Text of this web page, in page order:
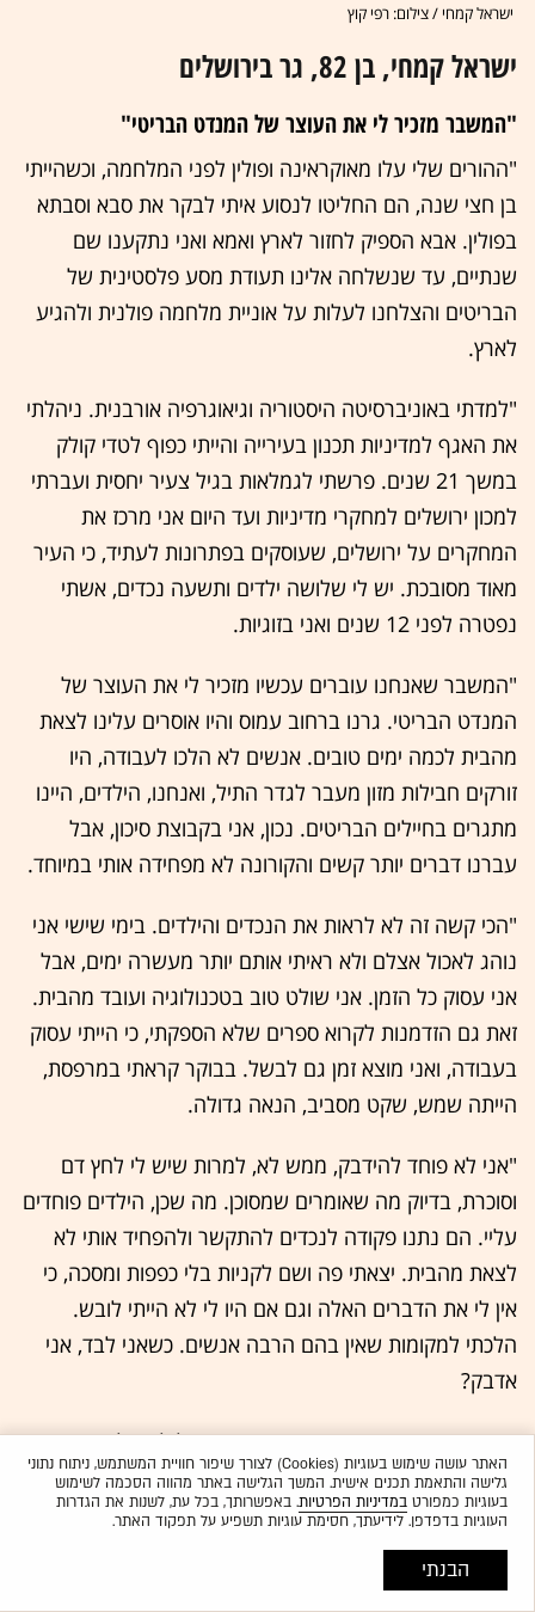
ישראל קמחי / צילום: רפי קוץ
ישראל קמחי, בן 82, גר בירושלים
"המשבר מזכיר לי את העוצר של המנדט הבריטי"
"ההורים שלי עלו מאוקראינה ופולין לפני המלחמה, וכשהייתי
בן חצי שנה, הם החליטו לנסוע איתי לבקר את סבא וסבתא
בפולין. אבא הספיק לחזור לארץ ואמא ואני נתקענו שם
שנתיים, עד שנשלחה אלינו תעודת מסע פלסטינית של
הבריטים והצלחנו לעלות על אוניית מלחמה פולנית ולהגיע
לארץ.
"למדתי באוניברסיטה היסטוריה וגיאוגרפיה אורבנית. ניהלתי
את האגף למדיניות תכנון בעירייה והייתי כפוף לטדי קולק
במשך 21 שנים. פרשתי לגמלאות בגיל צעיר יחסית ועברתי
למכון ירושלים למחקרי מדיניות ועד היום אני מרכז את
המחקרים על ירושלים, שעוסקים בפתרונות לעתיד, כי העיר
מאוד מסובכת. יש לי שלושה ילדים ותשעה נכדים, אשתי
נפטרה לפני 12 שנים ואני בזוגיות.
"המשבר שאנחנו עוברים עכשיו מזכיר לי את העוצר של
המנדט הבריטי. גרנו ברחוב עמוס והיו אוסרים עלינו לצאת
מהבית לכמה ימים טובים. אנשים לא הלכו לעבודה, היו
זורקים חבילות מזון מעבר לגדר התיל, ואנחנו, הילדים, היינו
מתגרים בחיילים הבריטים. נכון, אני בקבוצת סיכון, אבל
עברנו דברים יותר קשים והקורונה לא מפחידה אותי במיוחד.
"הכי קשה זה לא לראות את הנכדים והילדים. בימי שישי אני
נוהג לאכול אצלם ולא ראיתי אותם יותר מעשרה ימים, אבל
אני עסוק כל הזמן. אני שולט טוב בטכנולוגיה ועובד מהבית.
זאת גם הזדמנות לקרוא ספרים שלא הספקתי, כי הייתי עסוק
בעבודה, ואני מוצא זמן גם לבשל. בבוקר קראתי במרפסת,
הייתה שמש, שקט מסביב, הנאה גדולה.
"אני לא פוחד להידבק, ממש לא, למרות שיש לי לחץ דם
וסוכרת, בדיוק מה שאומרים שמסוכן. מה שכן, הילדים פוחדים
עליי. הם נתנו פקודה לנכדים להתקשר ולהפחיד אותי לא
לצאת מהבית. יצאתי פה ושם לקניות בלי כפפות ומסכה, כי
אין לי את הדברים האלה וגם אם היו לי לא הייתי לובש.
הלכתי למקומות שאין בהם הרבה אנשים. כשאני לבד, אני
אדבק?
"בימי שישי היינו נפגשים עם חברים, אבל לאט-לאט הם
מתמעטים ולא בגלל הווירוס, בגלל הגיל. זה חסר ויש חשש
לגבי ליל הסדר. אם לא תהיה ברירה ונצטרך להישאר בבית,
אני ובת הזוג שלי נהיה יחד. מה לעשות, זה מה שיש.
האתר עושה שימוש בעוגיות (Cookies) לצורך שיפור חוויית המשתמש, ניתוח נתוני
גלישה והתאמת תכנים אישית. המשך הגלישה באתר מהווה הסכמה לשימוש
בעוגיות כמפורטבמדיניות הפרטיות. באפשרותך, בכל עת, לשנות את הגדרות
העוגיות בדפדפן. לידיעתך, חסימת עוגיות תשפיע על תפקוד האתר.
הבנתי